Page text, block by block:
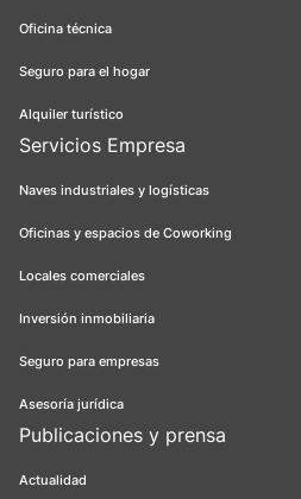
Oficina técnica
Seguro para el hogar
Alquiler turístico
Servicios Empresa
Naves industriales y logísticas
Oficinas y espacios de Coworking
Locales comerciales
Inversión inmobiliaria
Seguro para empresas
Asesoría jurídica
Publicaciones y prensa
Actualidad